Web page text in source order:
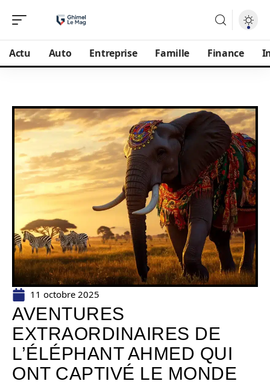
Actu Auto Entreprise Famille Finance
11 octobre 2025
AVENTURES
EXTRAORDINAIRES DE
L’ÉLÉPHANT AHMED QUI
ONT CAPTIVÉ LE MONDE